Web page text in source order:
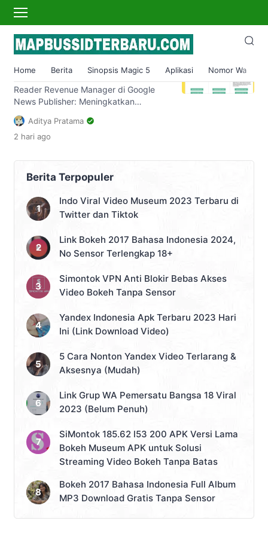
Home Berita Sinopsis Magic 5 Aplikasi Nomor Wa
google news publisher
Apa itu Reader Revenue
Publisher?
Reader Revenue Manager di Google
News Publisher: Meningkatkan
Pendapatan dan Memperkuat
Hubungan dengan Pembaca Dalam era
digital seperti saat ini, dunia jurnalistik
awalnya, media konvensional seperti
koran dan majalah diterbitkan dan
didistribusikan secara cetak. Namun,
dengan semakin berkembangnya
teknologi, media tersebut
bertransformasi menjadi digital dan
hasilnya, […]
Aditya Pratama
2 hari ago
Berita Terpopuler
Indo Viral Video Museum 2023 Terbaru di
Twitter dan Tiktok
Link Bokeh 2017 Bahasa Indonesia 2024,
No Sensor Terlengkap 18+
Simontok VPN Anti Blokir Bebas Akses
Video Bokeh Tanpa Sensor
Yandex Indonesia Apk Terbaru 2023 Hari
Ini (Link Download Video)
5 Cara Nonton Yandex Video Terlarang &
Aksesnya (Mudah)
Link Grup WA Pemersatu Bangsa 18 Viral
2023 (Belum Penuh)
SiMontok 185.62 l53 200 APK Versi Lama
Bokeh Museum APK untuk Solusi
Streaming Video Bokeh Tanpa Batas
Bokeh 2017 Bahasa Indonesia Full Album
MP3 Download Gratis Tanpa Sensor